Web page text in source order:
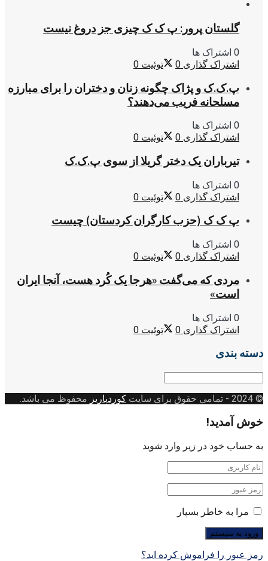
گلستان پرور: پ ک ک چیزی جز دروغ نیست
0 اشتراک ها
اشتراک گذاری 0 توئیت 0
پ.ک.ک و پژاک چگونه زنان و دختران را برای مبارزه
مسلحانه فریب می‌دهند؟
0 اشتراک ها
اشتراک گذاری 0 توئیت 0
تیرباران یک دختر گریلا از سوی پ.ک.ک
0 اشتراک ها
اشتراک گذاری 0 توئیت 0
پ ک ک (حزب کارگران کردستان) چیست
0 اشتراک ها
اشتراک گذاری 0 توئیت 0
مردی که می‌گفت «هرجا یک کُرد هست، آنجا ایران
است»
0 اشتراک ها
اشتراک گذاری 0 توئیت 0
دسته بندی
دسته
© 2024
- تمامی حقوق برای سایت کوردپاریز محفوظ می باشد.
خوش آمدید!
به حساب خود در زیر وارد شوید
مرا به خاطر بسپار
رمز عبور را فراموش کرده اید؟